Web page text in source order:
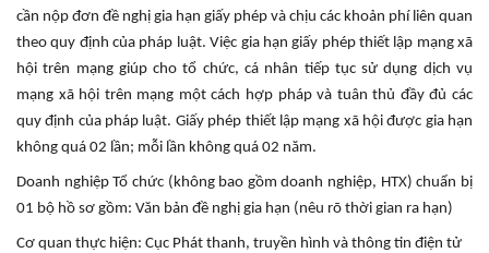
cần nộp đơn đề nghị gia hạn giấy phép và chịu các khoản phí liên quan
theo quy định của pháp luật. Việc gia hạn giấy phép thiết lập mạng xã
hội trên mạng giúp cho tổ chức, cá nhân tiếp tục sử dụng dịch vụ
mạng xã hội trên mạng một cách hợp pháp và tuân thủ đầy đủ các
quy định của pháp luật. Giấy phép thiết lập mạng xã hội được gia hạn
không quá 02 lần; mỗi lần không quá 02 năm.
Doanh nghiệp Tổ chức (không bao gồm doanh nghiệp, HTX) chuẩn bị
01 bộ hồ sơ gồm: Văn bản đề nghị gia hạn (nêu rõ thời gian ra hạn)
Cơ quan thực hiện: Cục Phát thanh, truyền hình và thông tin điện tử